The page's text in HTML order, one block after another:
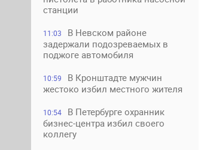
станции
11:03
В Невском районе
задержали подозреваемых в
поджоге автомобиля
10:59
В Кронштадте мужчин
жестоко избил местного жителя
10:54
В Петербурге охранник
бизнес-центра избил своего
коллегу